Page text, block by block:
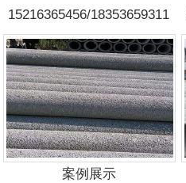
15216365456/18353659311
案例展示